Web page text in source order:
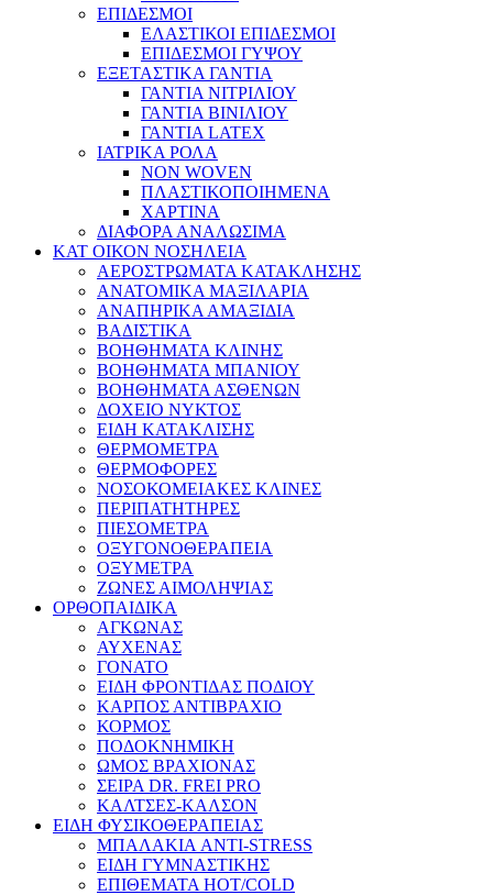
ΕΠΙΔΕΣΜΟΙ
ΕΛΑΣΤΙΚΟΙ ΕΠΙΔΕΣΜΟΙ
ΕΠΙΔΕΣΜΟΙ ΓΥΨΟΥ
ΕΞΕΤΑΣΤΙΚΑ ΓΑΝΤΙΑ
ΓΑΝΤΙΑ ΝΙΤΡΙΛΙΟΥ
ΓΑΝΤΙΑ ΒΙΝΙΛΙΟΥ
ΓΑΝΤΙΑ LATEX
ΙΑΤΡΙΚΑ ΡΟΛΑ
NON WOVEN
ΠΛΑΣΤΙΚΟΠΟΙΗΜΕΝΑ
ΧΑΡΤΙΝΑ
ΔΙΑΦΟΡΑ ΑΝΑΛΩΣΙΜΑ
ΚΑΤ ΟΙΚΟΝ ΝΟΣΗΛΕΙΑ
ΑΕΡΟΣΤΡΩΜΑΤΑ ΚΑΤΑΚΛΗΣΗΣ
ΑΝΑΤΟΜΙΚΑ ΜΑΞΙΛΑΡΙΑ
ΑΝΑΠΗΡΙΚΑ ΑΜΑΞΙΔΙΑ
ΒΑΔΙΣΤΙΚΑ
ΒΟΗΘΗΜΑΤΑ ΚΛΙΝΗΣ
ΒΟΗΘΗΜΑΤΑ ΜΠΑΝΙΟΥ
ΒΟΗΘΗΜΑΤΑ ΑΣΘΕΝΩΝ
ΔΟΧΕΙΟ ΝΥΚΤΟΣ
ΕΙΔΗ ΚΑΤΑΚΛΙΣΗΣ
ΘΕΡΜΟΜΕΤΡΑ
ΘΕΡΜΟΦΟΡΕΣ
ΝΟΣΟΚΟΜΕΙΑΚΕΣ ΚΛΙΝΕΣ
ΠΕΡΙΠΑΤΗΤΗΡΕΣ
ΠΙΕΣΟΜΕΤΡΑ
ΟΞΥΓΟΝΟΘΕΡΑΠΕΙΑ
ΟΞΥΜΕΤΡΑ
ΖΩΝΕΣ ΑΙΜΟΛΗΨΙΑΣ
ΟΡΘΟΠΑΙΔΙΚΑ
ΑΓΚΩΝΑΣ
ΑΥΧΕΝΑΣ
ΓΟΝΑΤΟ
ΕΙΔΗ ΦΡΟΝΤΙΔΑΣ ΠΟΔΙΟΥ
ΚΑΡΠΟΣ ΑΝΤΙΒΡΑΧΙΟ
ΚΟΡΜΟΣ
ΠΟΔΟΚΝΗΜΙΚΗ
ΩΜΟΣ ΒΡΑΧΙΟΝΑΣ
ΣΕΙΡΑ DR. FREI PRO
ΚΑΛΤΣΕΣ-ΚΑΛΣΟΝ
ΕΙΔΗ ΦΥΣΙΚΟΘΕΡΑΠΕΙΑΣ
ΜΠΑΛΑΚΙΑ ANTI-STRESS
ΕΙΔΗ ΓΥΜΝΑΣΤΙΚΗΣ
ΕΠΙΘΕΜΑΤΑ HOT/COLD